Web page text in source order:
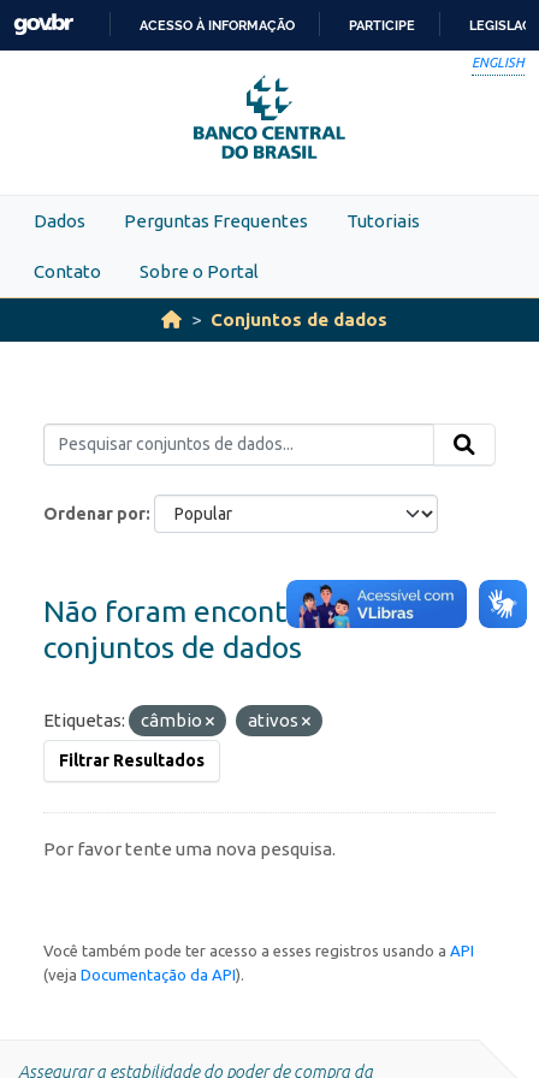
Skip to main content
PARA
O
CONTEÚDO
ACESSO À INFORMAÇÃO PARTICIPE
ENGLISH
Dados Perguntas Frequentes Tutoriais
Contato Sobre o Portal
Conjuntos de dados
Ordenar por
Não foram encontrados
conjuntos de dados
Etiquetas: câmbio ativos
Filtrar Resultados
Por favor tente uma nova pesquisa.
Você também pode ter acesso a esses registros usando a API
(veja Documentação da API).
Assegurar a estabilidade do poder de compra da